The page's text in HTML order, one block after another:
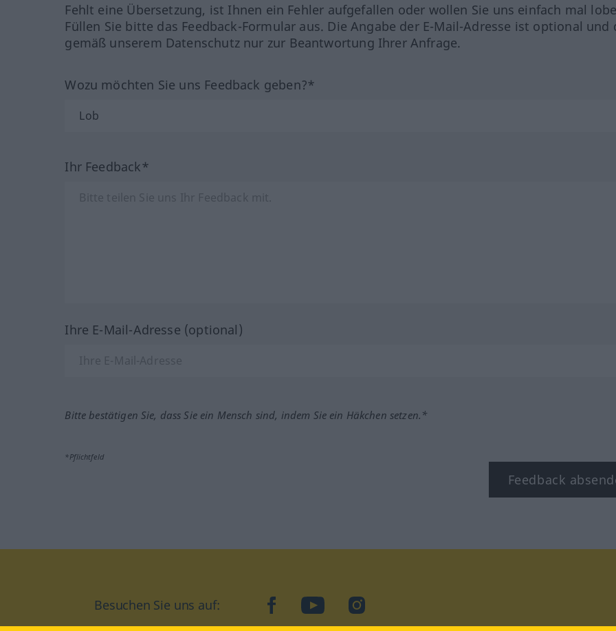
Fehlt eine Übersetzung, ist Ihnen ein Fehler aufgefallen oder wollen Sie uns einfach mal
Füllen Sie bitte das Feedback-Formular aus. Die Angabe der E-Mail-Adresse ist optional und
gemäß unserem Datenschutz nur zur Beantwortung Ihrer Anfrage.
Wozu möchten Sie uns Feedback geben?*
Ihr Feedback*
Ihre E-Mail-Adresse (optional)
Bitte bestätigen Sie, dass Sie ein Mensch sind, indem Sie ein Häkchen setzen.*
*Pflichtfeld
Feedback
Besuchen Sie uns auf: facebookYouTubeInstagram